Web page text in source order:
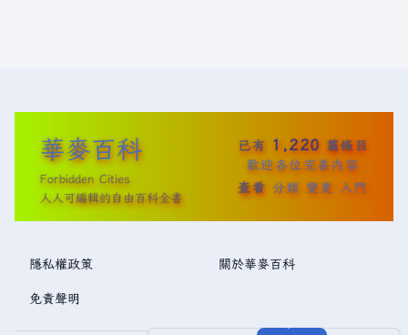
華麥百科
Forbidden Cities
人人可編輯的自由百科全書
已有 1,220 篇條目
歡迎各位完善內容
查看 分類 變更 入門
隱私權政策 關於華麥百科
免責聲明